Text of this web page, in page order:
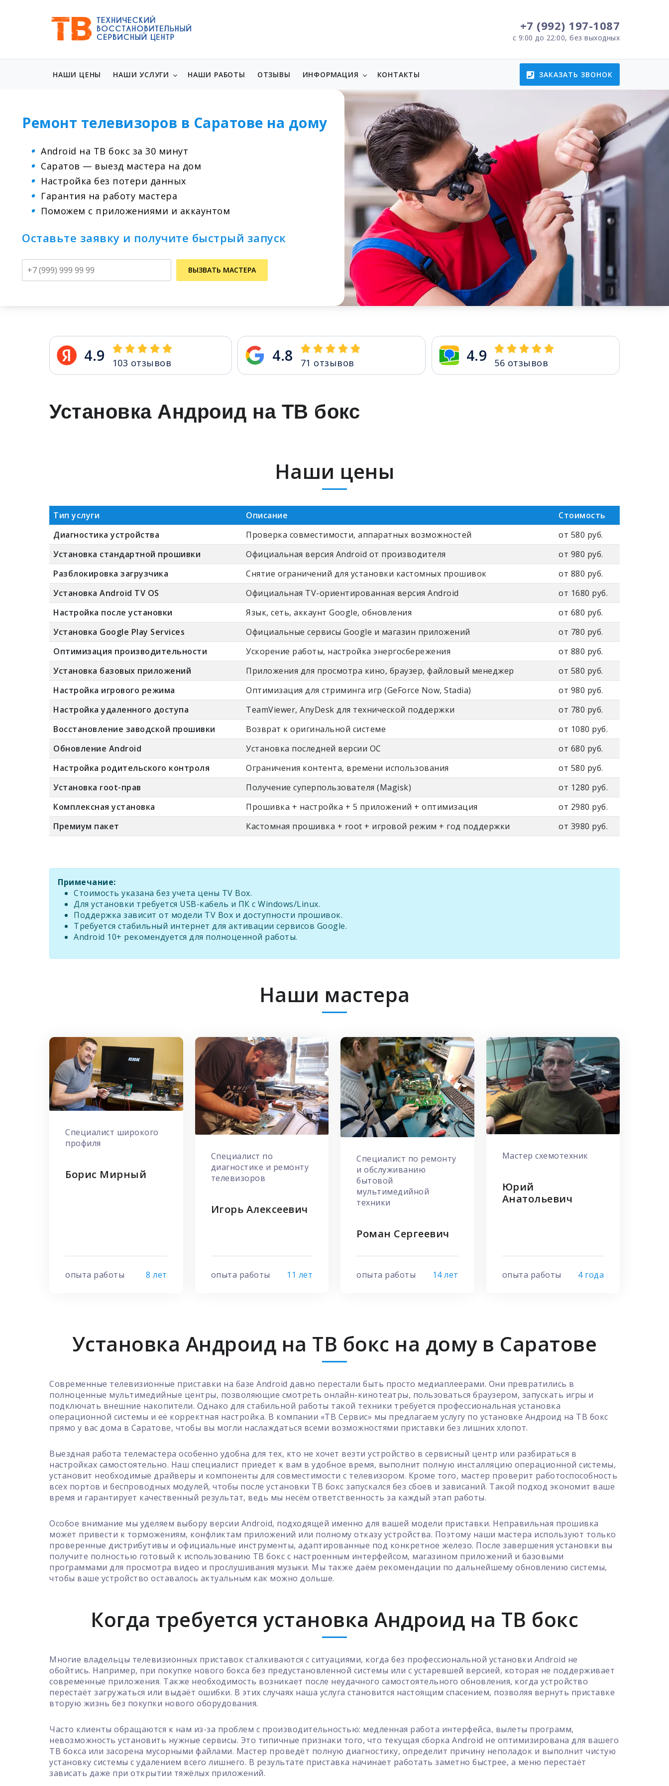
+7 (992) 197-1087
с 9:00 до 22:00, без выходных
НАШИ ЦЕНЫ НАШИ УСЛУГИ НАШИ РАБОТЫ ОТЗЫВЫ ИНФОРМАЦИЯ КОНТАКТЫ ЗАКАЗАТЬ ЗВОНОК
Ремонт телевизоров в Саратове на дому
Android на ТВ бокс за 30 минут
Саратов — выезд мастера на дом
Настройка без потери данных
Гарантия на работу мастера
Поможем с приложениями и аккаунтом
Оставьте заявку и получите быстрый запуск
ВЫЗВАТЬ МАСТЕРА
4.9 103 отзывов 4.8 71 отзывов 4.9 56 отзывов
Установка Андроид на ТВ бокс
Наши цены
Тип услуги Описание
Стоимость
Диагностика устройства
Проверка совместимости, аппаратных возможностей
от 580 руб.
Установка стандартной прошивки
Официальная версия Android от производителя
от 980 руб.
Разблокировка загрузчика
Снятие ограничений для установки кастомных прошивок
от 880 руб.
Установка Android TV OS
Официальная TV-ориентированная версия Android
от 1680 руб.
Настройка после установки
Язык, сеть, аккаунт Google, обновления
от 680 руб.
Установка Google Play Services
Официальные сервисы Google и магазин приложений
от 780 руб.
Оптимизация производительности
Ускорение работы, настройка энергосбережения
от 880 руб.
Установка базовых приложений
Приложения для просмотра кино, браузер, файловый менеджер
от 580 руб.
Настройка игрового режима
Оптимизация для стриминга игр (GeForce Now, Stadia)
от 980 руб.
Настройка удаленного доступа
TeamViewer, AnyDesk для технической поддержки
от 780 руб.
Восстановление заводской прошивки
Возврат к оригинальной системе
от 1080 руб.
Обновление Android
Установка последней версии ОС
от 680 руб.
Настройка родительского контроля
Ограничения контента, времени использования
от 580 руб.
Установка root-прав
Получение суперпользователя (Magisk)
от 1280 руб.
Комплексная установка
Прошивка + настройка + 5 приложений + оптимизация
от 2980 руб.
Премиум пакет
Кастомная прошивка + root + игровой режим + год поддержки от 3980 руб.
Примечание:
Стоимость указана без учета цены TV Box.
Для установки требуется USB-кабель и ПК с Windows/Linux.
Поддержка зависит от модели TV Box и доступности прошивок.
Требуется стабильный интернет для активации сервисов Google.
Android 10+ рекомендуется для полноценной работы.
Наши мастера
Специалист широкого
профиля
Борис Мирный
опыта работы 8 лет
Специалист по
диагностике и ремонту
телевизоров
Игорь Алексеевич
опыта работы 11 лет
Специалист по ремонту
и обслуживанию
бытовой
мультимедийной
техники
Роман Сергеевич
опыта работы 14 лет
Мастер схемотехник
Юрий
Анатольевич
опыта работы 4 года
Установка Андроид на ТВ бокс на дому в Саратове
Современные телевизионные приставки на базе Android давно перестали быть просто медиаплеерами. Они превратились в
полноценные мультимедийные центры, позволяющие смотреть онлайн-кинотеатры, пользоваться браузером, запускать игры и
подключать внешние накопители. Однако для стабильной работы такой техники требуется профессиональная установка
операционной системы и её корректная настройка. В компании «ТВ Сервис» мы предлагаем услугу по установке Андроид на ТВ бокс
прямо у вас дома в Саратове, чтобы вы могли наслаждаться всеми возможностями приставки без лишних хлопот.
Выездная работа телемастера особенно удобна для тех, кто не хочет везти устройство в сервисный центр или разбираться в
настройках самостоятельно. Наш специалист приедет к вам в удобное время, выполнит полную инсталляцию операционной системы,
установит необходимые драйверы и компоненты для совместимости с телевизором. Кроме того, мастер проверит работоспособность
всех портов и беспроводных модулей, чтобы после установки ТВ бокс запускался без сбоев и зависаний. Такой подход экономит ваше
время и гарантирует качественный результат, ведь мы несём ответственность за каждый этап работы.
Особое внимание мы уделяем выбору версии Android, подходящей именно для вашей модели приставки. Неправильная прошивка
может привести к торможениям, конфликтам приложений или полному отказу устройства. Поэтому наши мастера используют только
проверенные дистрибутивы и официальные инструменты, адаптированные под конкретное железо. После завершения установки вы
получите полностью готовый к использованию ТВ бокс с настроенным интерфейсом, магазином приложений и базовыми
программами для просмотра видео и прослушивания музыки. Мы также даём рекомендации по дальнейшему обновлению системы,
чтобы ваше устройство оставалось актуальным как можно дольше.
Когда требуется установка Андроид на ТВ бокс
Многие владельцы телевизионных приставок сталкиваются с ситуациями, когда без профессиональной установки Android не
обойтись. Например, при покупке нового бокса без предустановленной системы или с устаревшей версией, которая не поддерживает
современные приложения. Также необходимость возникает после неудачного самостоятельного обновления, когда устройство
перестаёт загружаться или выдаёт ошибки. В этих случаях наша услуга становится настоящим спасением, позволяя вернуть приставке
вторую жизнь без покупки нового оборудования.
Часто клиенты обращаются к нам из-за проблем с производительностью: медленная работа интерфейса, вылеты программ,
невозможность установить нужные сервисы. Это типичные признаки того, что текущая сборка Android не оптимизирована для вашего
ТВ бокса или засорена мусорными файлами. Мастер проведёт полную диагностику, определит причину неполадок и выполнит чистую
установку системы с удалением всего лишнего. В результате приставка начинает работать заметно быстрее, а меню перестаёт
зависать даже при открытии тяжёлых приложений.